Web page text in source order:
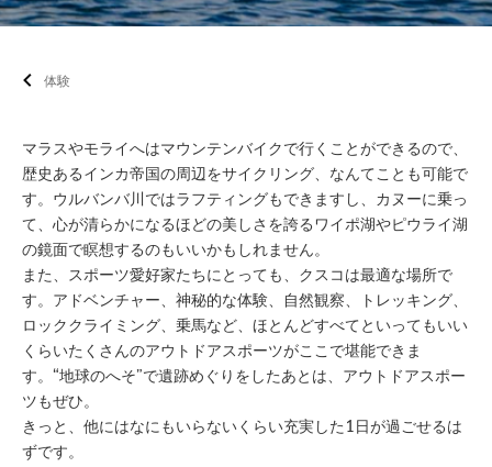
体験
マラスやモライへはマウンテンバイクで行くことができるので、
歴史あるインカ帝国の周辺をサイクリング、なんてことも可能で
す。ウルバンバ川ではラフティングもできますし、カヌーに乗っ
て、心が清らかになるほどの美しさを誇るワイポ湖やピウライ湖
の鏡面で瞑想するのもいいかもしれません。
また、スポーツ愛好家たちにとっても、クスコは最適な場所で
す。アドベンチャー、神秘的な体験、自然観察、トレッキング、
ロッククライミング、乗馬など、ほとんどすべてといってもいい
くらいたくさんのアウトドアスポーツがここで堪能できま
す。“地球のへそ”で遺跡めぐりをしたあとは、アウトドアスポー
ツもぜひ。
きっと、他にはなにもいらないくらい充実した1日が過ごせるは
ずです。